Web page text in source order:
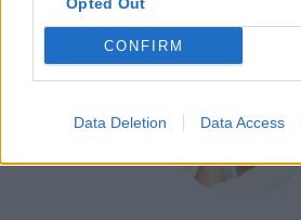
CONFIRM
Data Deletion Data Access